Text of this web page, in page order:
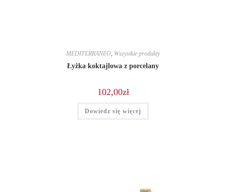
MEDITERRANEO, Wszystkie produkty
Łyżka koktajlowa z porcelany
102,00zł
Dowiedz się więcej